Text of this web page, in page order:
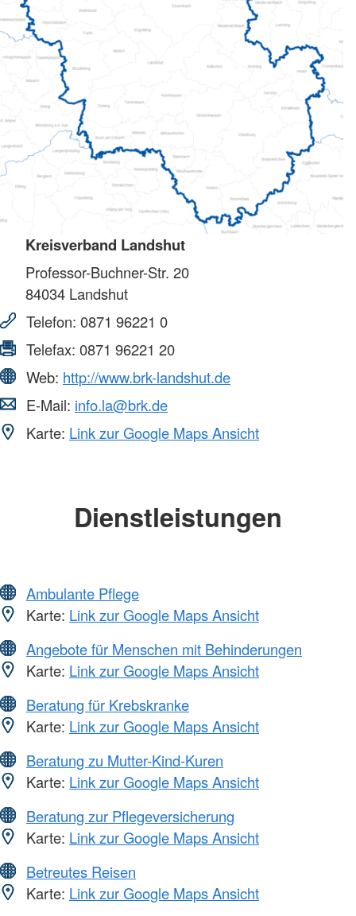
Kreisverband Landshut
Professor-Buchner-Str. 20
84034 Landshut
Telefon: 0871 96221 0
Telefax: 0871 96221 20
Web: http://www.brk-landshut.de
E-Mail: info.la@brk.de
Karte: Link zur Google Maps Ansicht
Dienstleistungen
Ambulante Pflege
Karte: Link zur Google Maps Ansicht
Angebote für Menschen mit Behinderungen
Karte: Link zur Google Maps Ansicht
Beratung für Krebskranke
Karte: Link zur Google Maps Ansicht
Beratung zu Mutter-Kind-Kuren
Karte: Link zur Google Maps Ansicht
Beratung zur Pflegeversicherung
Karte: Link zur Google Maps Ansicht
Betreutes Reisen
Karte: Link zur Google Maps Ansicht